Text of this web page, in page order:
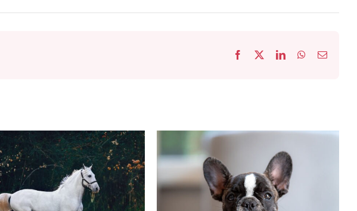
Facebook LinkedInWhatsApp
Email